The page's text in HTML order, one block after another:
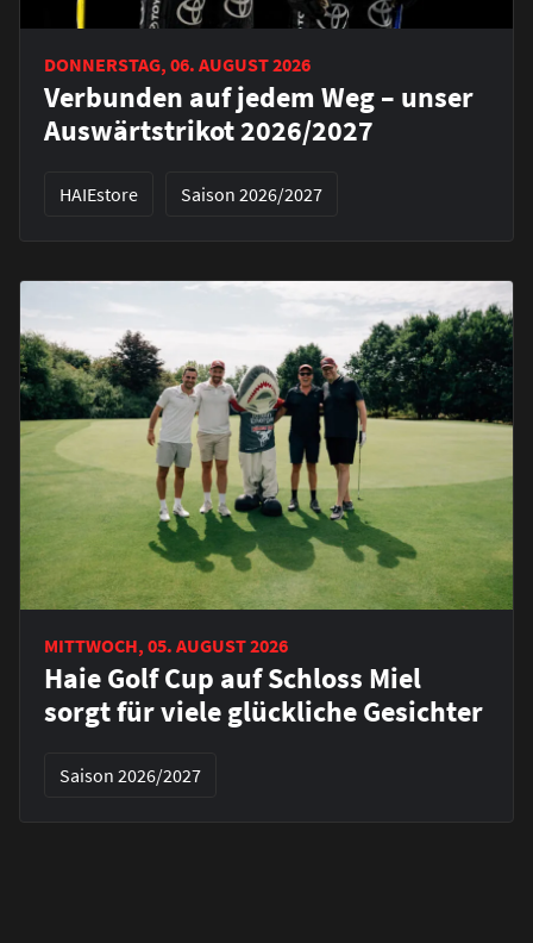
DONNERSTAG, 06. AUGUST 2026
Verbunden auf jedem Weg – unser
Auswärtstrikot 2026/2027
HAIEstore Saison 2026/2027
MITTWOCH, 05. AUGUST 2026
Haie Golf Cup auf Schloss Miel
sorgt für viele glückliche Gesichter
Saison 2026/2027